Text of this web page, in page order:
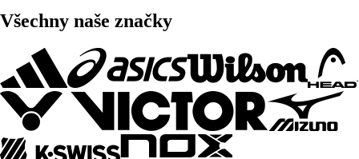
Všechny naše značky